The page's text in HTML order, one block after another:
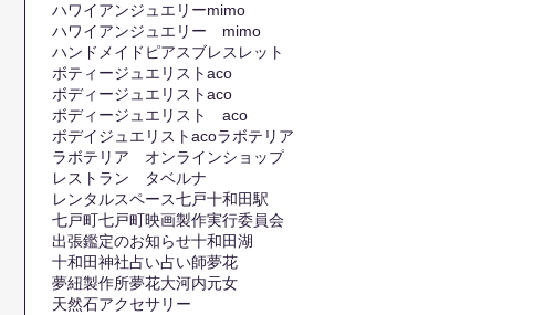
ハワイアンジュエリーmimo
ハワイアンジュエリー mimo
ハンドメイド ピアスブレスレット
ボティージュエリストaco
ボディージュエリストaco
ボディージュエリスト aco
ボデイジュエリストacoラボテリア
ラボテリア オンラインショップ
レストラン タベルナ
レンタルスペース七戸十和田駅
七戸町七戸町映画製作実行委員会
出張鑑定のお知らせ十和田湖
十和田神社占い占い師夢花
夢紐製作所夢花大河内元女
天然石アクセサリー